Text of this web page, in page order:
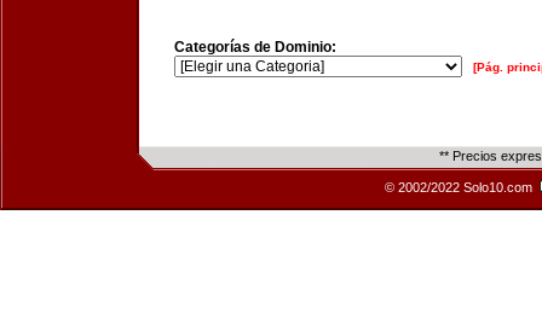
Categorías de Dominio:
[Pág.
** Precios
© 2002/2022 Solo10.com